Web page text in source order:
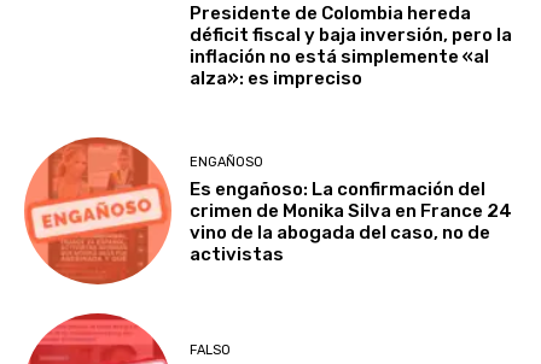
Presidente de Colombia hereda
déficit fiscal y baja inversión, pero la
inflación no está simplemente «al
alza»: es impreciso
ENGAÑOSO
Es engañoso: La confirmación del
crimen de Monika Silva en France 24
vino de la abogada del caso, no de
activistas
FALSO